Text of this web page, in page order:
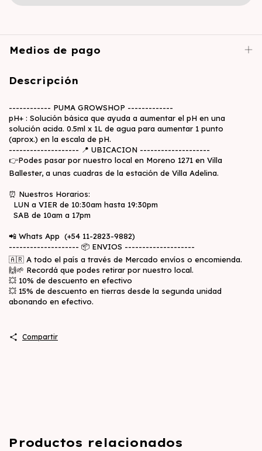
Medios de pago
Descripción
------------ PUMA GROWSHOP -------------
pH+ : Solución básica que ayuda a aumentar el pH en una
solución acida. 0.5ml x 1L de agua para aumentar 1 punto
(aprox.) en la escala de pH.
-------------------- 📍 UBICACION --------------------
👉Podes pasar por nuestro local en Moreno 1271 en Villa
Ballester, a unas cuadras de la estación de Villa Adelina.
⏰ Nuestros Horarios:
LUN a VIER de 10:30am hasta 19:30pm
SAB de 10am a 17pm
📲 Whats App (+54 11-2823-9882)
-------------------- 📦 ENVIOS --------------------
🇦🇷 A todo el país a través de Mercado envíos o encomienda.
🙌🌱 Recordá que podes retirar por nuestro local.
💥 10% de descuento en efectivo
💥 15% de descuento en tierras desde la segunda unidad
abonando en efectivo.
Compartir
Productos relacionados